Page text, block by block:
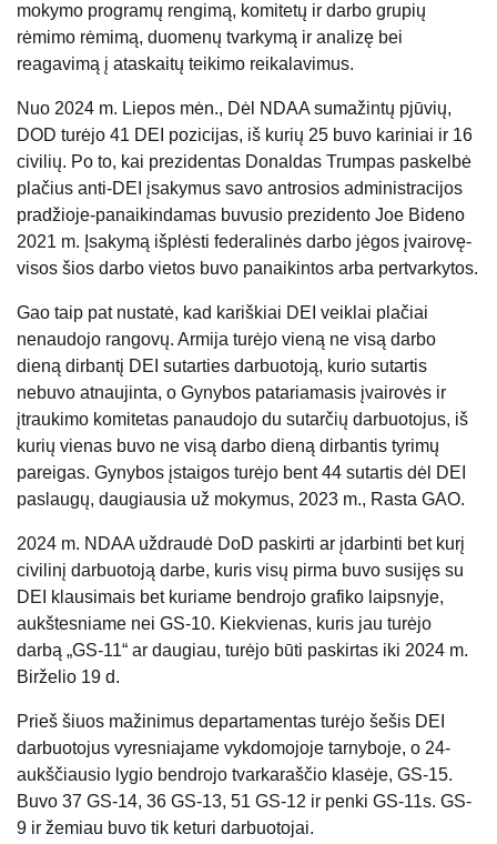
mokymo programų rengimą, komitetų ir darbo grupių
rėmimo rėmimą, duomenų tvarkymą ir analizę bei
reagavimą į ataskaitų teikimo reikalavimus.
Nuo 2024 m. Liepos mėn., Dėl NDAA sumažintų pjūvių,
DOD turėjo 41 DEI pozicijas, iš kurių 25 buvo kariniai ir 16
civilių. Po to, kai prezidentas Donaldas Trumpas paskelbė
plačius anti-DEI įsakymus savo antrosios administracijos
pradžioje-panaikindamas buvusio prezidento Joe Bideno
2021 m. Įsakymą išplėsti federalinės darbo jėgos įvairovę-
visos šios darbo vietos buvo panaikintos arba pertvarkytos.
Gao taip pat nustatė, kad kariškiai DEI veiklai plačiai
nenaudojo rangovų. Armija turėjo vieną ne visą darbo
dieną dirbantį DEI sutarties darbuotoją, kurio sutartis
nebuvo atnaujinta, o Gynybos patariamasis įvairovės ir
įtraukimo komitetas panaudojo du sutarčių darbuotojus, iš
kurių vienas buvo ne visą darbo dieną dirbantis tyrimų
pareigas. Gynybos įstaigos turėjo bent 44 sutartis dėl DEI
paslaugų, daugiausia už mokymus, 2023 m., Rasta GAO.
2024 m. NDAA uždraudė DoD paskirti ar įdarbinti bet kurį
civilinį darbuotoją darbe, kuris visų pirma buvo susijęs su
DEI klausimais bet kuriame bendrojo grafiko laipsnyje,
aukštesniame nei GS-10. Kiekvienas, kuris jau turėjo
darbą „GS-11“ ar daugiau, turėjo būti paskirtas iki 2024 m.
Birželio 19 d.
Prieš šiuos mažinimus departamentas turėjo šešis DEI
darbuotojus vyresniajame vykdomojoje tarnyboje, o 24-
aukščiausio lygio bendrojo tvarkaraščio klasėje, GS-15.
Buvo 37 GS-14, 36 GS-13, 51 GS-12 ir penki GS-11s. GS-
9 ir žemiau buvo tik keturi darbuotojai.